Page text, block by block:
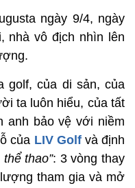
ngày 9/4, ngày
nhà vô địch nhìn lên
golf, của di sản, của
ta luôn hiểu, của tất
anh bảo vệ với niềm
của LIV Golfvà định
thể thao”: 3 vòng thay
tham gia và mở